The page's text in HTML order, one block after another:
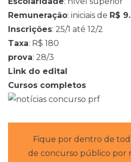
Remuneração: iniciais de R$
Inscrições: 25/1 até 12/2
Taxa: R$ 180
prova: 28/3
Link do edital
Cursos completos
Fique por dentro de
de concurso público por